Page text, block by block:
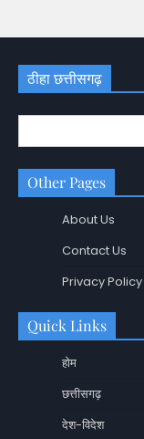
ठीहा छत्तीसगढ़
Other Pages
About Us
Contact Us
Privacy Policy
Quick Links
होम
छत्तीसगढ़
देश-विदेश